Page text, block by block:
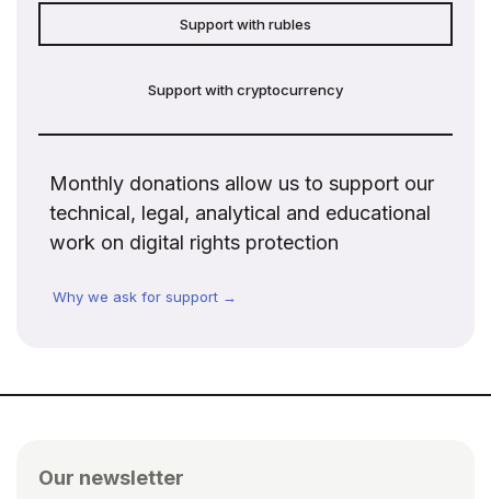
Support with rubles
Support with cryptocurrency
Monthly donations allow us to support our
technical, legal, analytical and educational
work on digital rights protection
Why we ask for support →
Our newsletter